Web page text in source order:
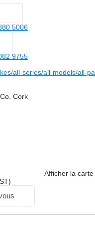
5006
9755
all-series/all-models/all-
Cork
Afficher la carte